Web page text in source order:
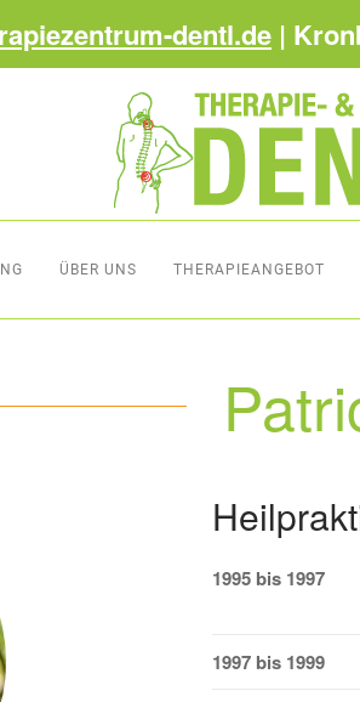
dentl.de |
ÜBER UNS THERAPIEANGEBOT
1995 bis 1997
1997 bis 1999